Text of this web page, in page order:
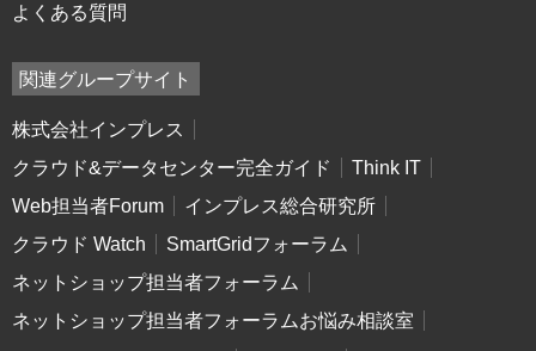
よくある質問
関連グループサイト
株式会社インプレス
クラウド&データセンター完全ガイド
Think IT
Web担当者Forum
インプレス総合研究所
クラウド Watch
SmartGridフォーラム
ネットショップ担当者フォーラム
ネットショップ担当者フォーラムお悩み相談室